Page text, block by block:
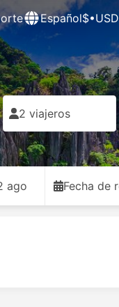
Español$•USD
2 viajeros
ago Fecha de